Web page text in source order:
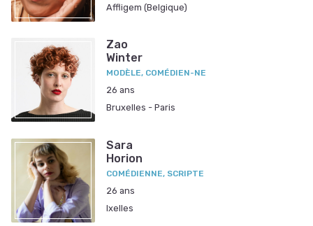
Affligem (Belgique)
Zao
Winter
MODÈLE, COMÉDIEN-NE
26 ans
Bruxelles - Paris
Sara
Horion
COMÉDIENNE, SCRIPTE
26 ans
Ixelles